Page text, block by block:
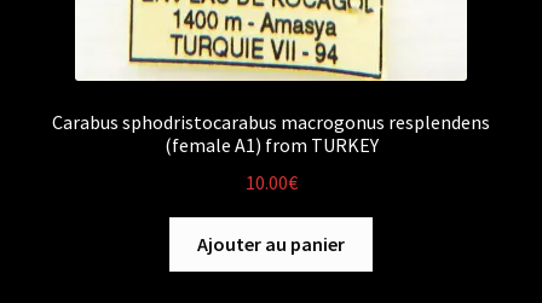
Carabus sphodristocarabus macrogonus resplendens
(female A1) from TURKEY
10.00€
Ajouter au panier